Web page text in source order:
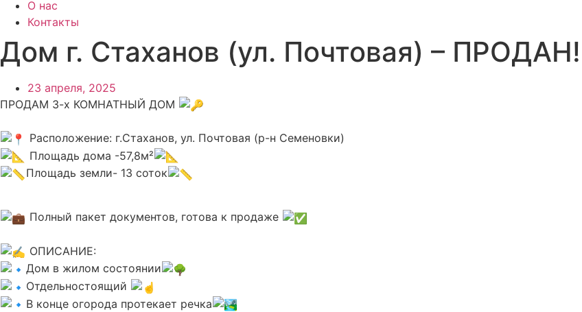
О нас
Контакты
Дом г. Стаханов (ул. Почтовая) – ПРОДАН!
23 апреля, 2025
ПРОДАМ 3-х КОМНАТНЫЙ ДОМ
Расположение: г.Стаханов, ул. Почтовая (р-н Семеновки)
Площадь дома -57,8м²
Площадь земли- 13 соток
Полный пакет документов, готова к продаже
ОПИСАНИЕ:
Дoм в жилoм состоянии
Отдельностоящий
В конце огорода протекает речка